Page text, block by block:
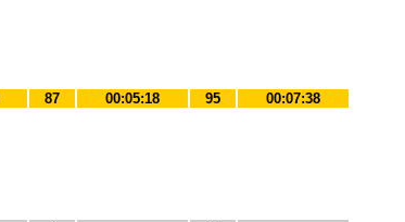
87 00:05:18 95
00:07:38